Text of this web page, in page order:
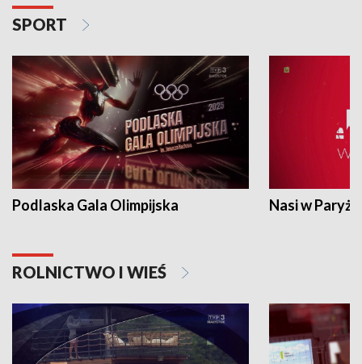
SPORT
Podlaska Gala Olimpijska Nasi w Paryżu
ROLNICTWO I WIEŚ